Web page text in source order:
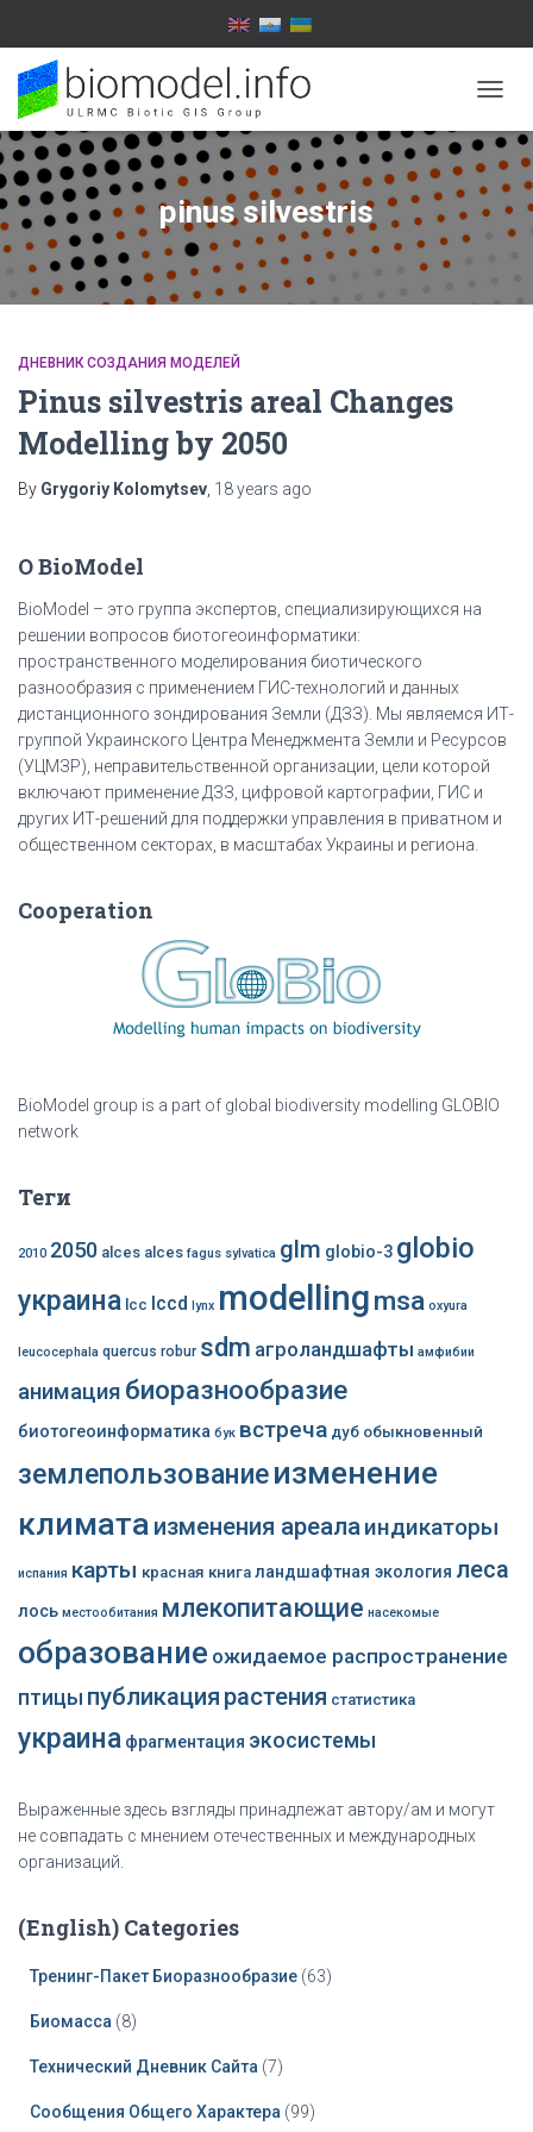
pinus silvestris
ДНЕВНИК СОЗДАНИЯ МОДЕЛЕЙ
Pinus silvestris areal Changes
Modelling by 2050
By Grygoriy Kolomytsev 18 years ago
О BioModel
BioModel – это группа экспертов, специализирующихся на
решении вопросов биотогеоинформатики:
пространственного моделирования биотического
разнообразия с применением ГИС-технологий и данных
дистанционного зондирования Земли (ДЗЗ). Мы являемся ИТ-
группой Украинского Центра Менеджмента Земли и Ресурсов
(УЦМЗР), неправительственной организации, цели которой
включают применение ДЗЗ, цифровой картографии, ГИС и
других ИТ-решений для поддержки управления в приватном и
общественном секторах, в масштабах Украины и региона.
Cooperation
BioModel group is a part of global biodiversity modelling GLOBIO
network
Теги
2010 2050 alces alces fagus sylvatica glm globio-3 globio
украина lcc lccd lynx modellingmsa oxyura
leucocephala quercus robur sdm агроландшафты амфибии
анимация биоразнообразие
биотогеоинформатика бук встреча дуб обыкновенный
землепользованиеизменение
климата изменения ареалаиндикаторы
испания карты красная книга ландшафтная экология леса
лось местообитания млекопитающие насекомые
образование ожидаемое распространение
птицы публикация растения статистика
украина фрагментация экосистемы
Выраженные здесь взгляды принадлежат автору/ам и могут
не совпадать с мнением отечественных и международных
организаций.
(English) Categories
Тренинг-Пакет Биоразнообразие (63)
Биомасса (8)
Технический Дневник Сайта (7)
Сообщения Общего Характера (99)